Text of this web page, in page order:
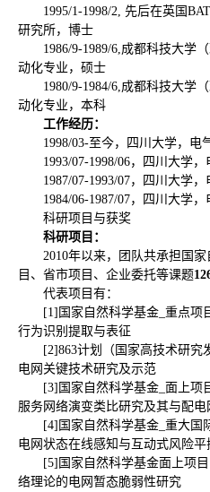
1995/1-1998/2, 先后在英国
研究所，博士
1986/9-1989/6,成都科技大学
动化专业，硕士
1980/9-1984/6,成都科技大学
动化专业，本科
工作经历：
1998/03-至今，四川大学，电
1993/07-1998/06，四川大学
1987/07-1993/07，四川大学
1984/06-1987/07，四川大学
科研项目与获奖
科研项目：
2010年以来，团队共承担国
目、省市项目、企业委托等课题
代表项目有：
[1]国家自然科学基金_重点项
行为识别提取与表征
[2]863计划（国家高技术研究
电网关键技术研究及示范
[3]国家自然科学基金_面上项
服务网络演变类比研究及其与配
[4]国家自然科学基金_重大国
电网状态在线感知与互动式风险平
[5]国家自然科学基金面上项
络理论的电网暂态脆弱性研究